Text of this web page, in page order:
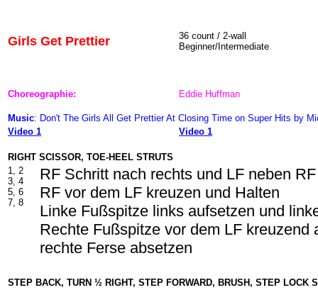
Girls Get Prettier
36 count / 2-wall
Beginner/Intermediate
Choreographie: Eddie Huffman
Music: Don't The Girls All Get Prettier At Closing Time on Super Hits by
Video 1
Video 1
RIGHT SCISSOR, TOE-HEEL STRUTS
1, 2
3, 4
5, 6
7, 8
RF Schritt nach rechts und LF neben
RF vor dem LF kreuzen und Halten
Linke Fußspitze links aufsetzen und
Rechte Fußspitze vor dem LF kreuzend
rechte Ferse absetzen
STEP BACK, TURN ½ RIGHT, STEP FORWARD, BRUSH, STEP LOCK